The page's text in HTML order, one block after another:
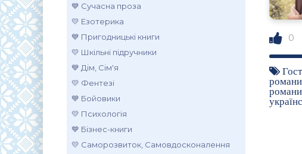
💙 Сучасна проза
💛 Езотерика
💙 Пригодницькі книги
💛 Шкільні підручники
💙 Дім, Сім'я
💛 Фентезі
💙 Бойовики
💛 Психологія
💙 Бізнес-книги
💛 Саморозвиток, Самовдосконалення
0
романи
романи